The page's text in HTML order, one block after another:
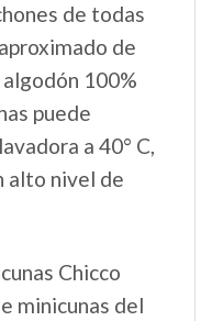
de todas
de
100%
puede
a 40° C,
alto nivel de
Chicco
minicunas del